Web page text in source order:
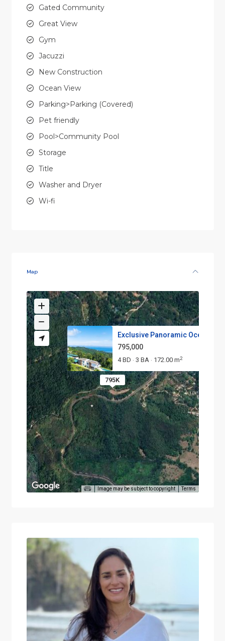
Gated Community
Great View
Gym
Jacuzzi
New Construction
Ocean View
Parking>Parking (Covered)
Pet friendly
Pool>Community Pool
Storage
Title
Washer and Dryer
Wi-fi
Map
795K
Exclusive Panoramic Oceanview
795,000
4 BD · 3 BA · 172.00 m2
Image may be subject to copyright Terms